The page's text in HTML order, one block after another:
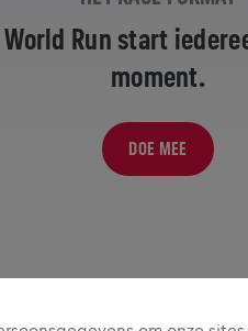
Run start
moment.
DOE MEE